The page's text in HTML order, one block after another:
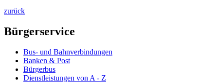
zurück
Bürgerservice
Bus- und Bahnverbindungen
Banken & Post
Bürgerbus
Dienstleistungen von A - Z